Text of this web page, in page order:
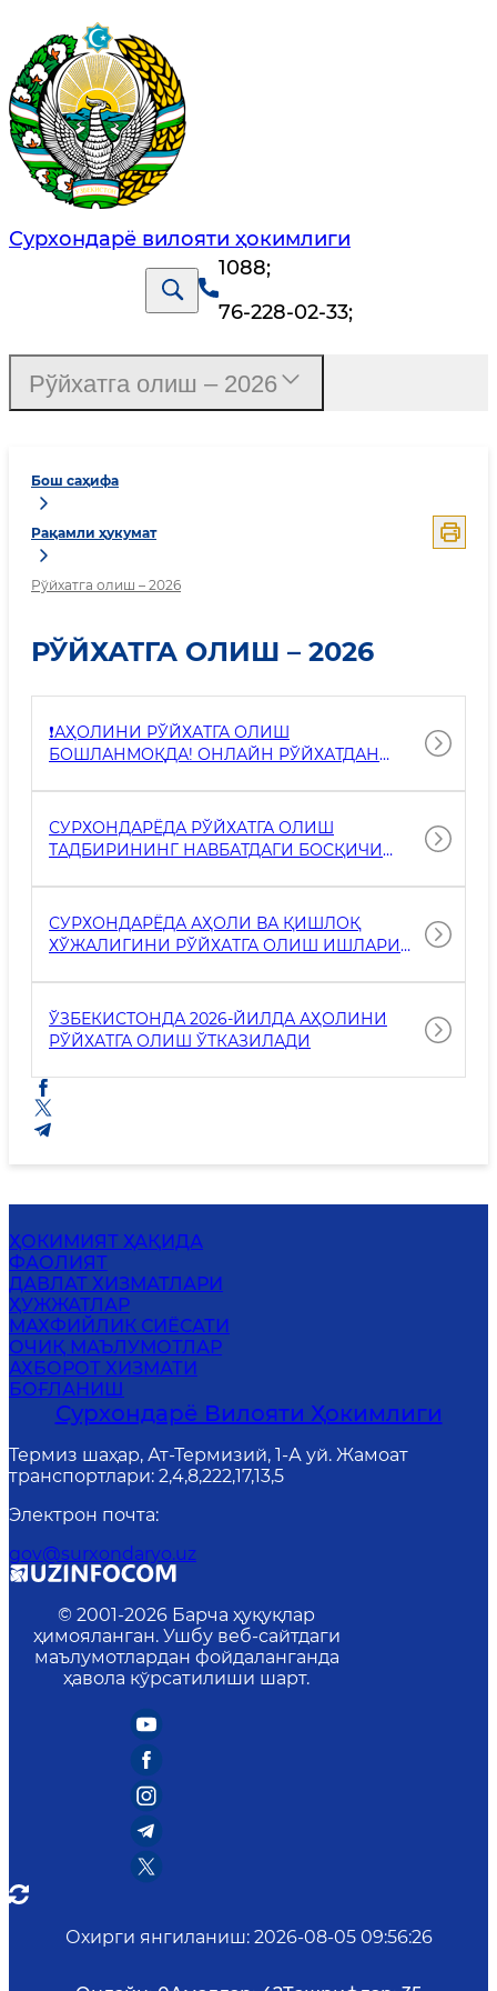
Сурхондарё вилояти ҳокимлиги
1088;
76-228-02-33;
Бош саҳифа
Рақамли ҳукумат
Рўйхатга олиш – 2026
РЎЙХАТГА ОЛИШ – 2026
❗️АҲОЛИНИ РЎЙХАТГА ОЛИШ
БОШЛАНМОҚДА! ОНЛАЙН РЎЙХАТДАН
СУРХОНДАРЁДА РЎЙХАТГА ОЛИШ
ТАДБИРИНИНГ НАВБАТДАГИ БОСҚИЧИ
СУРХОНДАРЁДА АҲОЛИ ВА ҚИШЛОҚ
ХЎЖАЛИГИНИ РЎЙХАТГА ОЛИШ ИШЛАРИ
ЎЗБЕКИСТОНДА 2026-ЙИЛДА АҲОЛИНИ
РЎЙХАТГА ОЛИШ ЎТКАЗИЛАДИ
Рўйхатга олиш – 2026
ҲОКИМИЯТ ҲАҚИДА
ФАОЛИЯТ
ДАВЛАТ ХИЗМАТЛАРИ
ҲУЖЖАТЛАР
MАХФИЙЛИК СИЁСАТИ
ОЧИҚ МАЪЛУМОТЛАР
АХБОРОТ ХИЗМАТИ
БОҒЛАНИШ
Сурхондарё Вилояти Ҳокимлиги
Термиз шаҳар, Ат-Термизий, 1-А уй. Жамоат
транспортлари: 2,4,8,222,17,13,5
Электрон почта:
gov@surxondaryo.uz
© 2001-2026 Барча ҳуқуқлар
ҳимояланган. Ушбу веб-сайтдаги
маълумотлардан фойдаланганда
ҳавола кўрсатилиши шарт.
Охирги янгиланиш: 2026-08-05 09:56:26